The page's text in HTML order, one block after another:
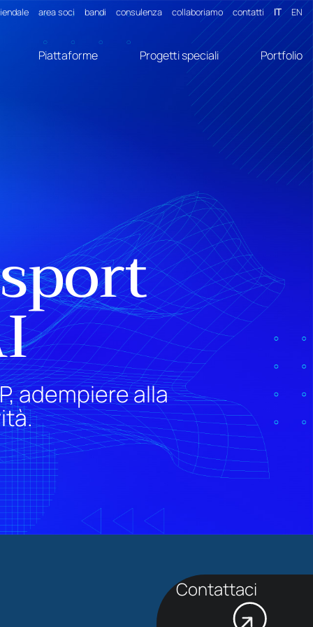
area soci bandi consulenza collaboriamo contatti IT EN
Piattaforme Progetti speciali Portfolio
adempiere alla
Contattaci